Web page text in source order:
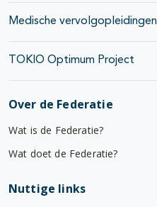
Medische vervolgopleidingen
TOKIO Optimum Project
Over de Federatie
Wat is de Federatie?
Wat doet de Federatie?
Nuttige links